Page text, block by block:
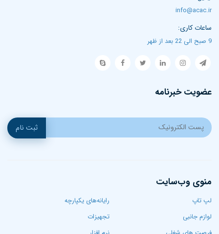
info@acac.ir
ساعات کاری:
9 صبح الی 22 بعد از ظهر
عضویت خبرنامه
ثبت نام
منوی وب‌سایت
لپ تاپ‌
رایانه‌های یکپارچه
لوازم جانبی
تجهیزات